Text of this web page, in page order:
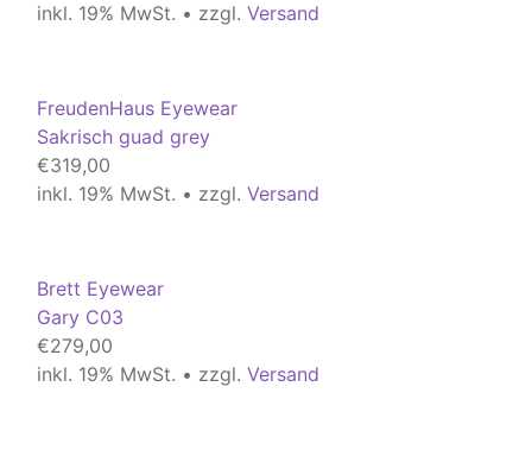
inkl. 19% MwSt. • zzgl. Versand
FreudenHaus Eyewear
Sakrisch guad grey
€319,00
inkl. 19% MwSt. • zzgl. Versand
Brett Eyewear
Gary C03
€279,00
inkl. 19% MwSt. • zzgl. Versand